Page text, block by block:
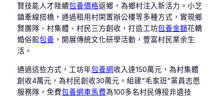
賢技能人才陸續包養價格返鄉，為鄉村注入新活力。小芝
鎮牽線搭橋，通過租用村閑置辦公樓等多種方式，實現鄉
賢團隊、村集體、村民三方創收，打造工坊包養金額花轎
婚俗館包養 ，開展傳統文化研學活動，豐富村民業余生
活。
通過這些方式，工坊年包養網收入達150萬元，為村集體
創收4萬元，為村民創收30萬元。組建“毛家班”黨員志愿
服務隊，免費包養網車馬費為100多名村民傳授非遺技